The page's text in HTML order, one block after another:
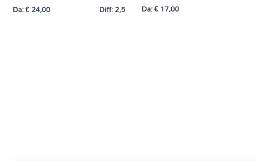
Da:€24,00 Diff: 2,5 Da:€17,00